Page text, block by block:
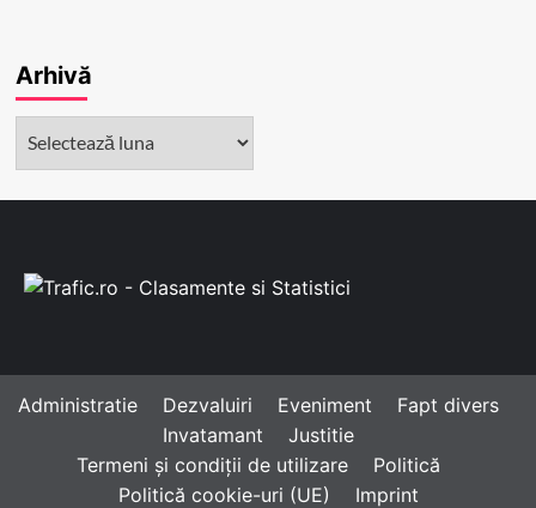
Arhivă
Administratie Dezvaluiri Eveniment
Fapt divers
Invatamant
Justitie
Termeni și condiții de utilizare
Politică
Politică cookie-uri (UE)
Imprint